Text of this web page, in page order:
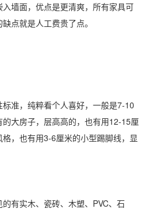
墙面，优点是更清爽，所有家具可
点就是人工费贵了点。
准，纯粹看个人喜好，一般是7-10
大房子，层高高的，也有用12-15厘
，也有用3-6厘米的小型踢脚线，显
有实木、瓷砖、木塑、PVC、石